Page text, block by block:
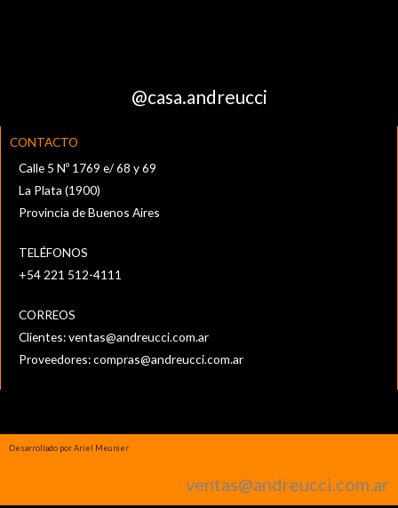
@casa.andreucci
CONTACTO
Calle 5 Nº 1769 e/ 68 y 69
La Plata (1900)
Provincia de Buenos Aires
TELÉFONOS
+54 221 512-4111‬
CORREOS
Clientes:ventas@andreucci.com.ar
Proveedores:compras@andreucci.com.ar
Desarrollado por Ariel Meunier
ventas@andreucci.com.ar